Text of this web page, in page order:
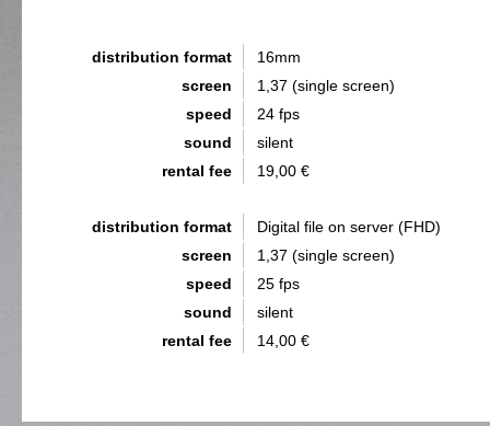
distribution format
16mm
screen
1,37 (single screen)
speed
24 fps
sound
silent
rental fee
19,00 €
distribution format
Digital file on server (FHD)
screen
1,37 (single screen)
speed
25 fps
sound
silent
rental fee
14,00 €